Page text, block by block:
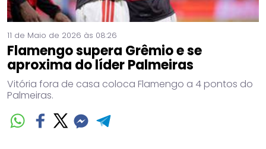
11 de Maio de 2026 às 08:26
Flamengo supera Grêmio e se
aproxima do líder Palmeiras
Vitória fora de casa coloca Flamengo a 4 pontos do
Palmeiras.